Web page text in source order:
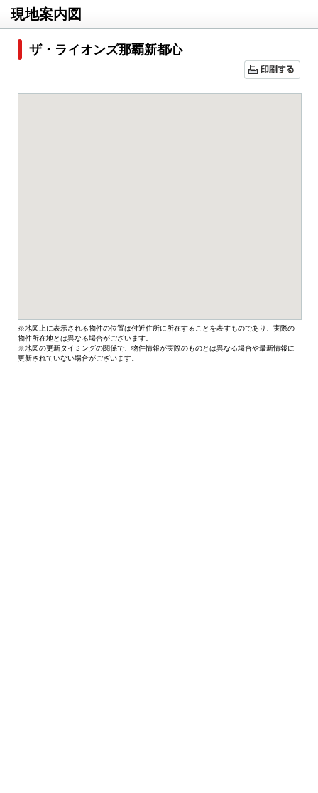
現地案内図
ザ・ライオンズ那覇新都心
※地図上に表示される物件の位置は付近住所に所在することを表すものであり、実際の
物件所在地とは異なる場合がございます。
※地図の更新タイミングの関係で、物件情報が実際のものとは異なる場合や最新情報に
更新されていない場合がございます。